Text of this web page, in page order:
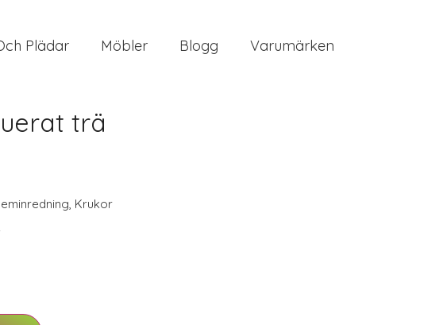
Plädar Möbler Blogg Varumärken
trä
, Krukor